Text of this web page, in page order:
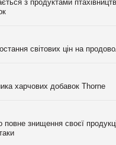
з продуктами
світових цін на
харчових добавок Thorne
знищення своєї
з продуктами
світових цін на
харчових добавок Thorne
знищення своєї
з продуктами
світових цін на
харчових добавок Thorne
знищення своєї